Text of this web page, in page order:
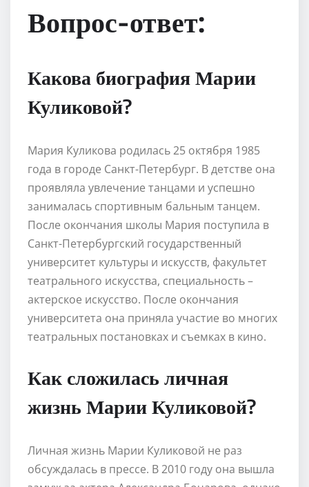
Вопрос-ответ:
Какова биография Марии
Куликовой?
Мария Куликова родилась 25 октября 1985
года в городе Санкт-Петербург. В детстве она
проявляла увлечение танцами и успешно
занималась спортивным бальным танцем.
После окончания школы Мария поступила в
Санкт-Петербургский государственный
университет культуры и искусств, факультет
театрального искусства, специальность –
актерское искусство. После окончания
университета она приняла участие во многих
театральных постановках и съемках в кино.
Как сложилась личная
жизнь Марии Куликовой?
Личная жизнь Марии Куликовой не раз
обсуждалась в прессе. В 2010 году она вышла